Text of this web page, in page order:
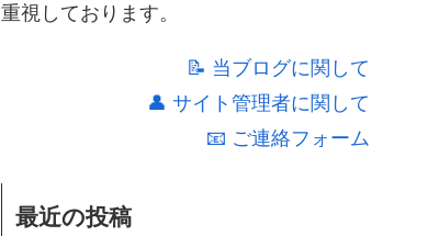
重視しております。
📝 当ブログに関して
👤 サイト管理者に関して
📧 ご連絡フォーム
最近の投稿